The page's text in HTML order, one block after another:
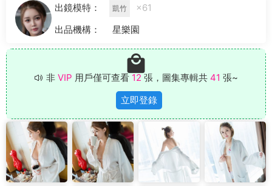
出鏡模特： 凱竹
×61
出品機構：
星樂園
非 VIP 用戶僅可查看 12 張，圖集專輯共 41 張~
立即登錄